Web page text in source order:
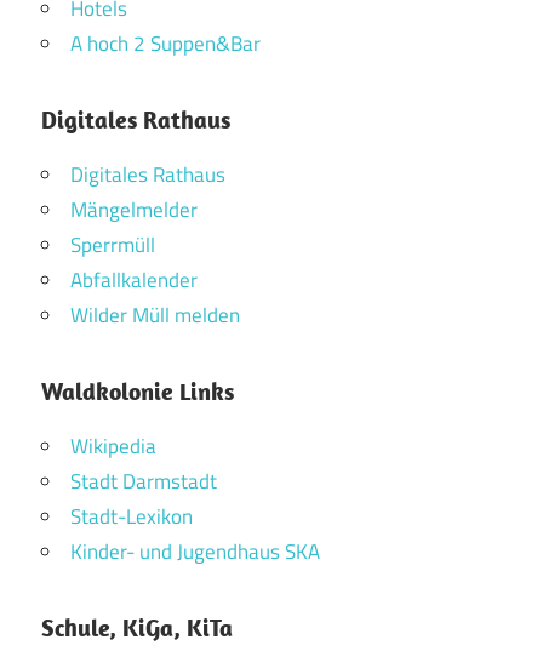
Hotels
A hoch 2 Suppen&Bar
Digitales Rathaus
Digitales Rathaus
Mängelmelder
Sperrmüll
Abfallkalender
Wilder Müll melden
Waldkolonie Links
Wikipedia
Stadt Darmstadt
Stadt-Lexikon
Kinder- und Jugendhaus SKA
Schule, KiGa, KiTa